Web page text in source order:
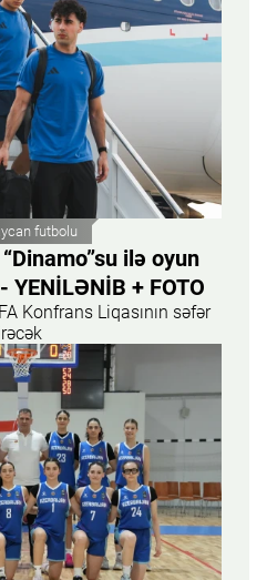
futbolu
ilə oyun
YENİLƏNİB + FOTO
Konfrans Liqasının səfər